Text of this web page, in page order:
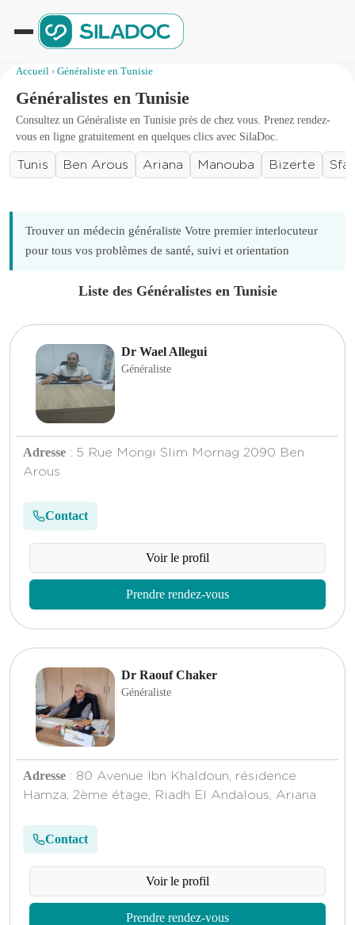
Accueil › Généraliste en Tunisie
Généralistes en Tunisie
Consultez un Généraliste en Tunisie près de chez vous. Prenez rendez-
vous en ligne gratuitement en quelques clics avec SilaDoc.
Tunis Ben Arous Ariana Manouba Bizerte
Trouver un médecin généraliste Votre premier interlocuteur
pour tous vos problèmes de santé, suivi et orientation
Liste des Généralistes en Tunisie
Dr Wael Allegui
Généraliste
Adresse : 5 Rue Mongi Slim Mornag 2090 Ben
Arous
Contact
Voir le profil
Prendre rendez-vous
Dr Raouf Chaker
Généraliste
Adresse : 80 Avenue Ibn Khaldoun, résidence
Hamza, 2ème étage, Riadh El Andalous, Ariana
Contact
Voir le profil
Prendre rendez-vous